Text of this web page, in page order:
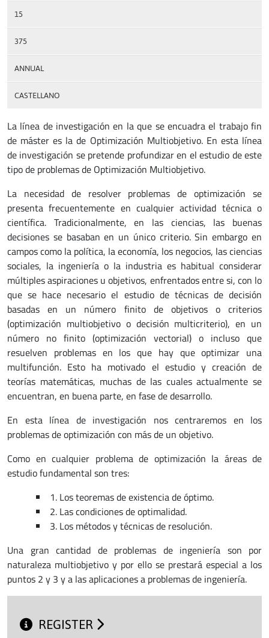
15
375
ANNUAL
CASTELLANO
La línea de investigación en la que se encuadra el trabajo fin
de máster es la de Optimización Multiobjetivo. En esta línea
de investigación se pretende profundizar en el estudio de este
tipo de problemas de Optimización Multiobjetivo.
La necesidad de resolver problemas de optimización se
presenta frecuentemente en cualquier actividad técnica o
científica. Tradicionalmente, en las ciencias, las buenas
decisiones se basaban en un único criterio. Sin embargo en
campos como la política, la economía, los negocios, las ciencias
sociales, la ingeniería o la industria es habitual considerar
múltiples aspiraciones u objetivos, enfrentados entre si, con lo
que se hace necesario el estudio de técnicas de decisión
basadas en un número finito de objetivos o criterios
(optimización multiobjetivo o decisión multicriterio), en un
número no finito (optimización vectorial) o incluso que
resuelven problemas en los que hay que optimizar una
multifunción. Esto ha motivado el estudio y creación de
teorías matemáticas, muchas de las cuales actualmente se
encuentran, en buena parte, en fase de desarrollo.
En esta línea de investigación nos centraremos en los
problemas de optimización con más de un objetivo.
Como en cualquier problema de optimización la áreas de
estudio fundamental son tres:
1. Los teoremas de existencia de óptimo.
2. Las condiciones de optimalidad.
3. Los métodos y técnicas de resolución.
Una gran cantidad de problemas de ingeniería son por
naturaleza multiobjetivo y por ello se prestará especial a los
puntos 2 y 3 y a las aplicaciones a problemas de ingeniería.
REGISTER